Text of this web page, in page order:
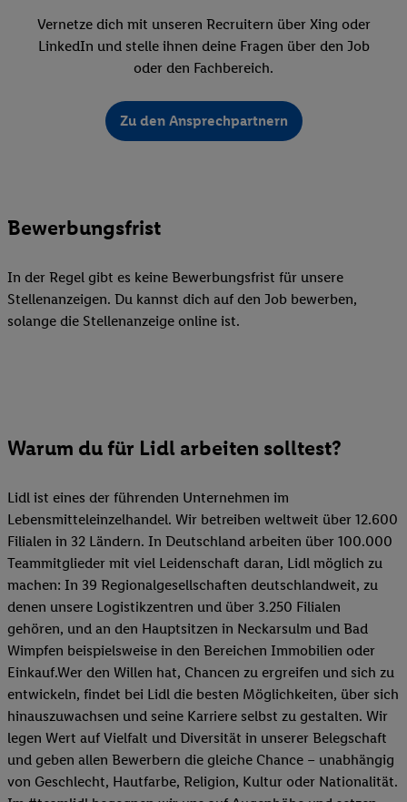
Vernetze dich mit unseren Recruitern über Xing oder
LinkedIn und stelle ihnen deine Fragen über den Job
oder den Fachbereich.
Zu den Ansprechpartnern
Bewerbungsfrist
In der Regel gibt es keine Bewerbungsfrist für unsere
Stellenanzeigen. Du kannst dich auf den Job bewerben,
solange die Stellenanzeige online ist.
Warum du für Lidl arbeiten solltest?
Lidl ist eines der führenden Unternehmen im
Lebensmitteleinzelhandel. Wir betreiben weltweit über 12.600
Filialen in 32 Ländern. In Deutschland arbeiten über 100.000
Teammitglieder mit viel Leidenschaft daran, Lidl möglich zu
machen: In 39 Regionalgesellschaften deutschlandweit, zu
denen unsere Logistikzentren und über 3.250 Filialen
gehören, und an den Hauptsitzen in Neckarsulm und Bad
Wimpfen beispielsweise in den Bereichen Immobilien oder
Einkauf.Wer den Willen hat, Chancen zu ergreifen und sich zu
entwickeln, findet bei Lidl die besten Möglichkeiten, über sich
hinauszuwachsen und seine Karriere selbst zu gestalten. Wir
legen Wert auf Vielfalt und Diversität in unserer Belegschaft
und geben allen Bewerbern die gleiche Chance – unabhängig
von Geschlecht, Hautfarbe, Religion, Kultur oder Nationalität.